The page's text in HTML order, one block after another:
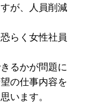
が、人員削減
らく女性社員
るかが問題に
の仕事内容を
います。